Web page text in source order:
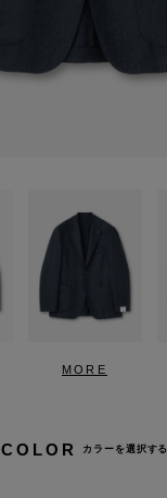
MORE
COLOR カラーを選択する